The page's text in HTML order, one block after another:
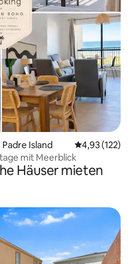
Island
4,93 (122)
mit Meerblick
Häuser mieten